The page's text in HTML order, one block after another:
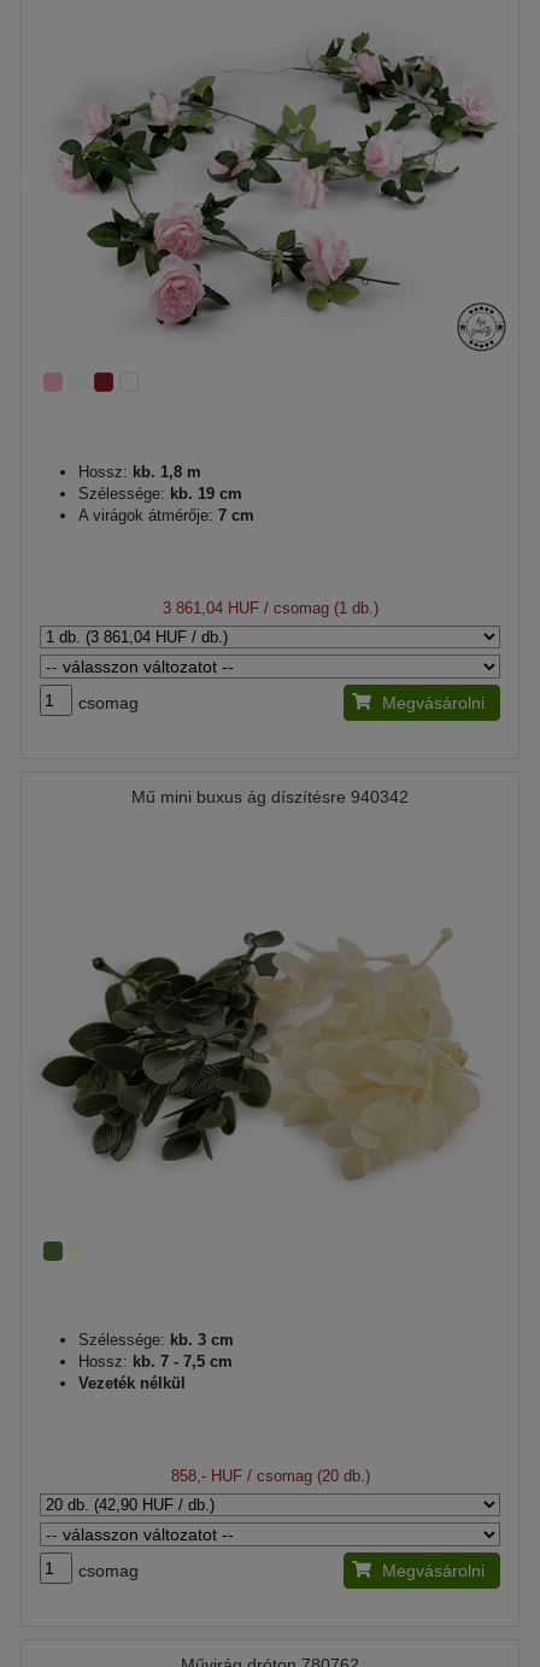
Hossz: kb. 1,8 m
Szélessége: kb. 19 cm
A virágok átmérője: 7 cm
3 861,04 HUF/ csomag (1 db.)
csomag Megvásárolni
Mű mini buxus ág díszítésre 940342
Szélessége: kb. 3 cm
Hossz: kb. 7 - 7,5 cm
Vezeték nélkül
858,- HUF/ csomag (20 db.)
csomag Megvásárolni